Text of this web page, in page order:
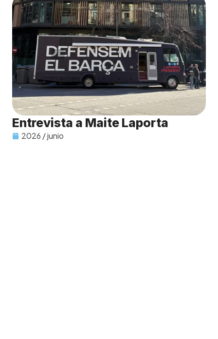
Entrevista a Maite Laporta
2026 / junio